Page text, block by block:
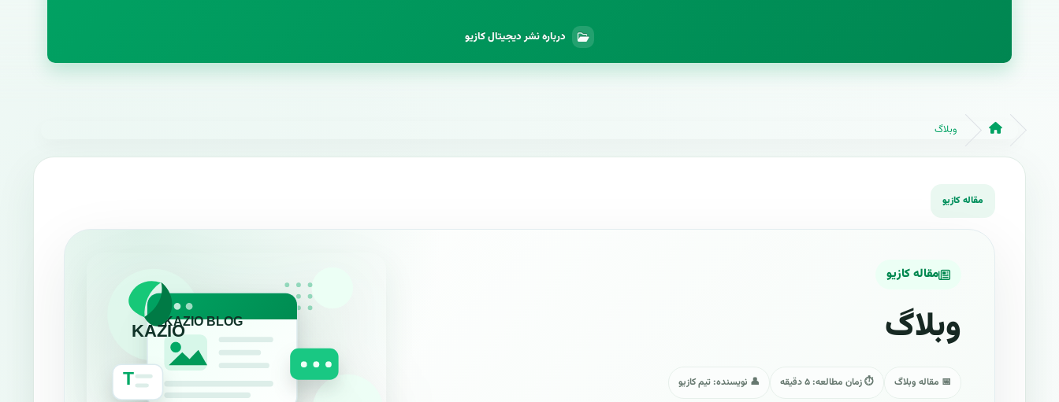
درباره نشر دیجیتال کازیو
وبلاگ
مقاله کازیو
وبلاگ
📅 مقاله وبلاگ ⏱ زمان مطالعه: ۵ دقیقه 👤 نویسنده: تیم کازیو